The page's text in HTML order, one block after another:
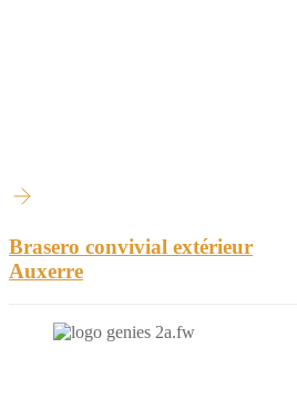
Brasero convivial extérieur
Auxerre